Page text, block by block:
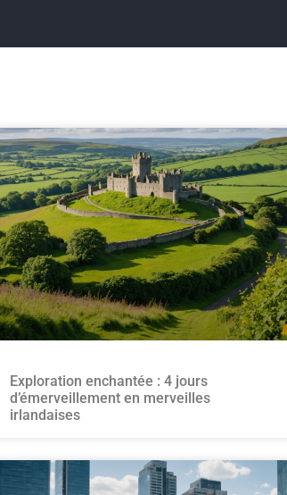
Exploration enchantée : 4 jours
d’émerveillement en merveilles
irlandaises